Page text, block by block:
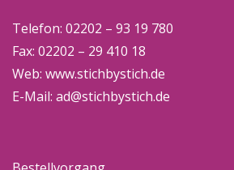
Telefon: 02202 – 93 19 780
Fax: 02202 – 29 410 18
Web: www.stichbystich.de
E-Mail: ad@stichbystich.de